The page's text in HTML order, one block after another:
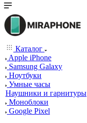
Каталог
Apple iPhone
Samsung Galaxy
Ноутбуки
Умные часы
Наушники и гарнитуры
Моноблоки
Google Pixel